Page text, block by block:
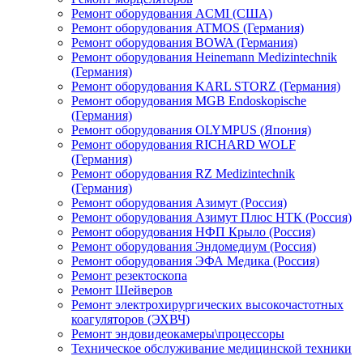
Ремонт оборудования ACMI (США)
Ремонт оборудования ATMOS (Германия)
Ремонт оборудования BOWA (Германия)
Ремонт оборудования Heinemann Medizintechnik
(Германия)
Ремонт оборудования KARL STORZ (Германия)
Ремонт оборудования MGB Endoskopische
(Германия)
Ремонт оборудования OLYMPUS (Япония)
Ремонт оборудования RICHARD WOLF
(Германия)
Ремонт оборудования RZ Medizintechnik
(Германия)
Ремонт оборудования Азимут (Россия)
Ремонт оборудования Азимут Плюс НТК (Россия)
Ремонт оборудования НФП Крыло (Россия)
Ремонт оборудования Эндомедиум (Россия)
Ремонт оборудования ЭФА Медика (Россия)
Ремонт резектоскопа
Ремонт Шейверов
Ремонт электрохирургических высокочастотных
коагуляторов (ЭХВЧ)
Ремонт эндовидеокамеры\процессоры
Техническое обслуживание медицинской техники